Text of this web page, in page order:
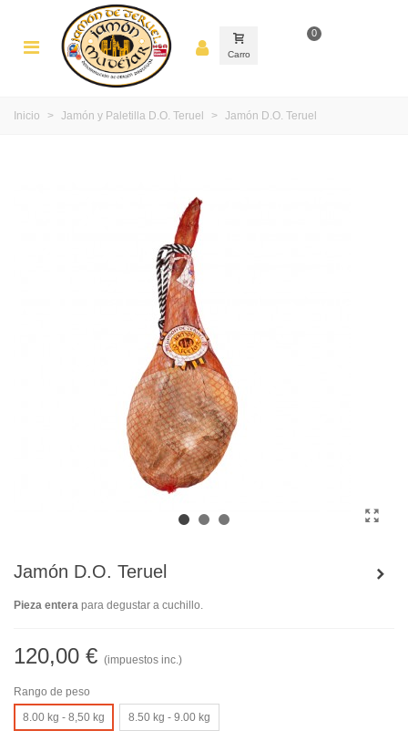
Carro
0
Inicio > Jamón y Paletilla D.O. Teruel > Jamón D.O. Teruel
Jamón D.O. Teruel
Pieza entera para degustar a cuchillo.
120,00 € (impuestos inc.)
Rango de peso
8.00 kg - 8,50 kg
8.50 kg - 9.00 kg